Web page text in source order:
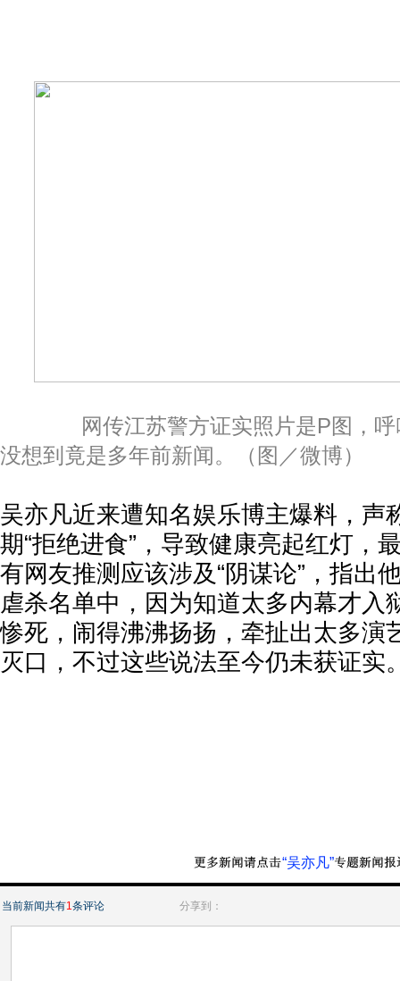
网传江苏警方证实照片是P图，呼
没想到竟是多年前新闻。（图／微博）
吴亦凡近来遭知名娱乐博主爆料，声
期“拒绝进食”，导致健康亮起红灯，
有网友推测应该涉及“阴谋论”，指出
虐杀名单中，因为知道太多内幕才入
惨死，闹得沸沸扬扬，牵扯出太多演
灭口，不过这些说法至今仍未获证实
“吴亦凡”
当前新闻共有1条评论 分享到：